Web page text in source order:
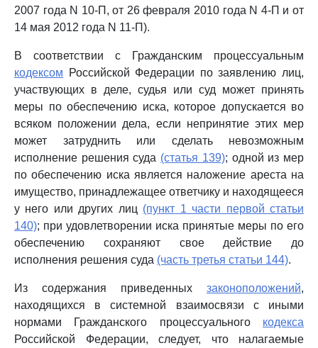
2007 года N 10-П, от 26 февраля 2010 года N 4-П и от
14 мая 2012 года N 11-П).
В соответствии с Гражданским процессуальным
кодексом Российской Федерации по заявлению лиц,
участвующих в деле, судья или суд может принять
меры по обеспечению иска, которое допускается во
всяком положении дела, если непринятие этих мер
может затруднить или сделать невозможным
исполнение решения суда (статья 139); одной из мер
по обеспечению иска является наложение ареста на
имущество, принадлежащее ответчику и находящееся
у него или других лиц (пункт 1 части первой статьи
140); при удовлетворении иска принятые меры по его
обеспечению сохраняют свое действие до
исполнения решения суда (часть третья статьи 144).
Из содержания приведенных законоположений,
находящихся в системной взаимосвязи с иными
нормами Гражданского процессуального кодекса
Российской Федерации, следует, что налагаемые